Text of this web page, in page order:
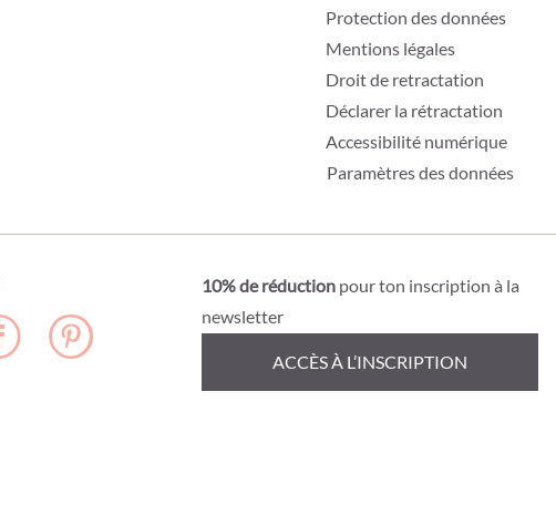
Protection des données
Mentions légales
Droit de retractation
Déclarer la rétractation
Accessibilité numérique
Paramètres des données
10% de réduction pour ton inscription à la
newsletter
ACCÈS À L’INSCRIPTION